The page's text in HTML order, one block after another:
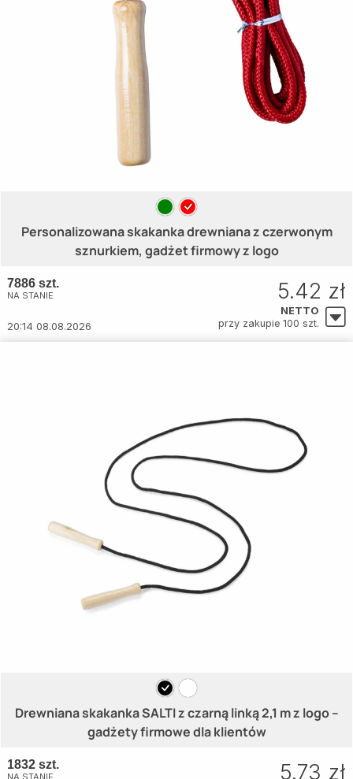
Personalizowana skakanka drewniana z czerwonym
sznurkiem, gadżet firmowy z logo
7886 szt.
NA STANIE
20:14 08.08.2026
5.42 zł
NETTO
przy zakupie 100 szt.
Drewniana skakanka SALTI z czarną linką 2,1 m z logo –
gadżety firmowe dla klientów
1832 szt.
NA STANIE 5.73 zł